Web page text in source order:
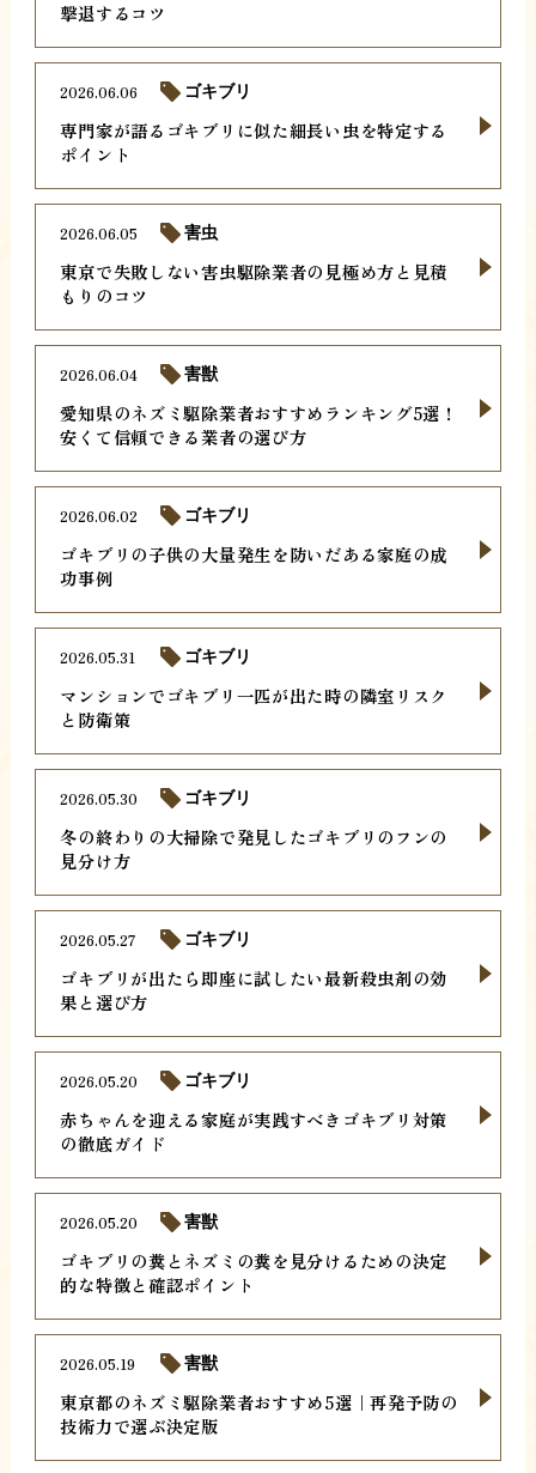
撃退するコツ
専門家が語るゴキブリに似た細長い虫を特定する
ポイント
2026.06.06 ゴキブリ
東京で失敗しない害虫駆除業者の見極め方と見積
もりのコツ
2026.06.05 害虫
愛知県のネズミ駆除業者おすすめランキング5選！
安くて信頼できる業者の選び方
2026.06.04 害獣
ゴキブリの子供の大量発生を防いだある家庭の成
功事例
2026.06.02 ゴキブリ
マンションでゴキブリ一匹が出た時の隣室リスク
と防衛策
2026.05.31 ゴキブリ
冬の終わりの大掃除で発見したゴキブリのフンの
見分け方
2026.05.30 ゴキブリ
ゴキブリが出たら即座に試したい最新殺虫剤の効
果と選び方
2026.05.27 ゴキブリ
赤ちゃんを迎える家庭が実践すべきゴキブリ対策
の徹底ガイド
2026.05.20 ゴキブリ
ゴキブリの糞とネズミの糞を見分けるための決定
的な特徴と確認ポイント
2026.05.20 害獣
東京都のネズミ駆除業者おすすめ5選｜再発予防の
技術力で選ぶ決定版
2026.05.19 害獣